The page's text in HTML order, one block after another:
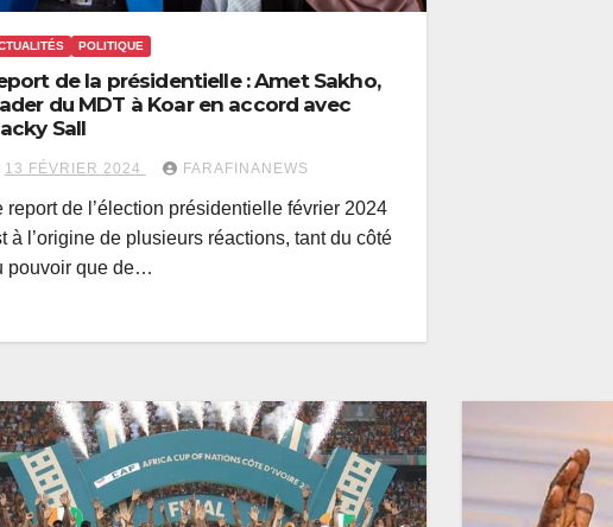
POLITIQUE
de la présidentielle : Amet Sakho,
du MDT à Koar en accord avec
Sall
13 FÉVRIER 2024 FARAFINANEWS
report de l’élection présidentielle février 2024
à l’origine de plusieurs réactions, tant du côté
pouvoir que de…